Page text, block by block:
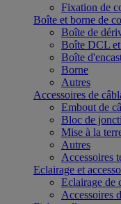
Fixation de
Boîte et borne de
Boîte de
Boîte DCL
Boîte
Borne
Autres
Accessoires de
Embout de
Bloc de
Mise à la
Autres
Accessoires
Eclairage et
Eclairage de
Accessoires